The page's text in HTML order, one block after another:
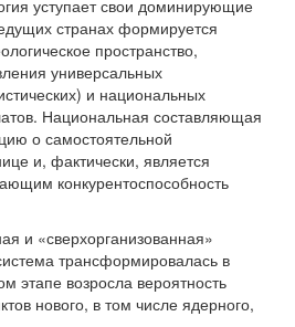
уступает свои доминирующие
странах формируется
пространство,
универсальных
и национальных
Национальная составляющая
о самостоятельной
и, фактически, является
конкурентоспособность
и «сверхорганизованная»
трансформировалась в
этапе возросла вероятность
нового, в том числе ядерного,